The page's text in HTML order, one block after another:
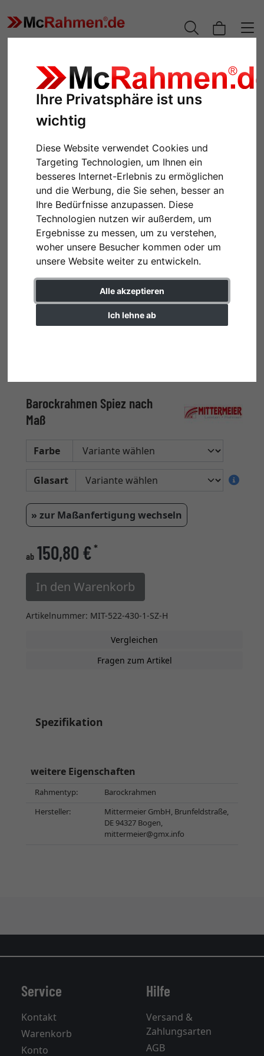
Ihre Privatsphäre ist uns
wichtig
Diese Website verwendet Cookies und
Targeting Technologien, um Ihnen ein
besseres Internet-Erlebnis zu ermöglichen
und die Werbung, die Sie sehen, besser an
Ihre Bedürfnisse anzupassen. Diese
Technologien nutzen wir außerdem, um
Ergebnisse zu messen, um zu verstehen,
woher unsere Besucher kommen oder um
unsere Website weiter zu entwickeln.
Alle akzeptieren
Ich lehne ab
Zurück
Barockrahmen Spiez nach
Maß
Farbe
Glasart
» zur Maßanfertigung wechseln
ab 150,80 €*
In den Warenkorb
Artikelnummer: MIT-522-430-1-SZ-H
Vergleichen
Fragen zum Artikel
Spezifikation
weitere Eigenschaften
Rahmentyp:
Barockrahmen
Hersteller:
Mittermeier GmbH, Brunfeldstraße,
DE 94327 Bogen,
mittermeier@gmx.info
Service
Kontakt
Warenkorb
Konto
Hilfe
Versand &
Zahlungsarten
AGB